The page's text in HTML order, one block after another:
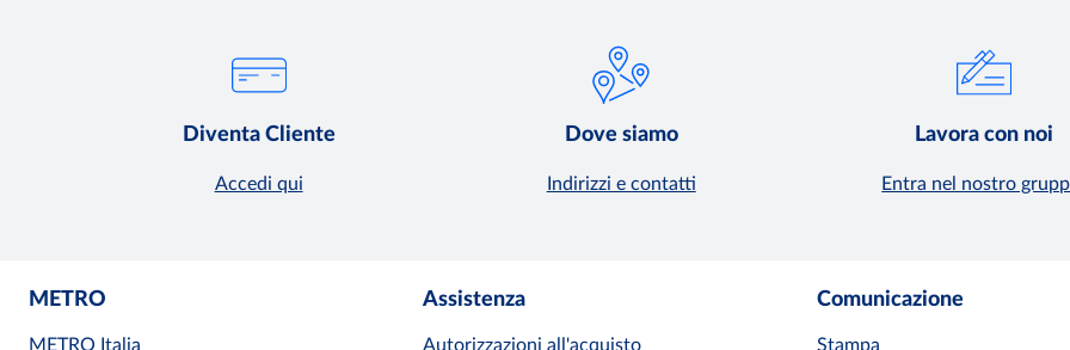
Diventa Cliente
Accedi qui
Dove siamo
Indirizzi e contatti
Lavora con noi
Entra nel nostro
METRO
METRO Italia
Assistenza
Autorizzazioni all'acquisto
Comunicazione
Stampa